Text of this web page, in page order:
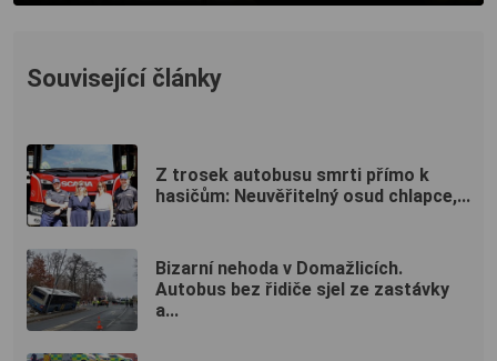
Související články
Z trosek autobusu smrti přímo k
hasičům: Neuvěřitelný osud chlapce,...
Bizarní nehoda v Domažlicích.
Autobus bez řidiče sjel ze zastávky
a...